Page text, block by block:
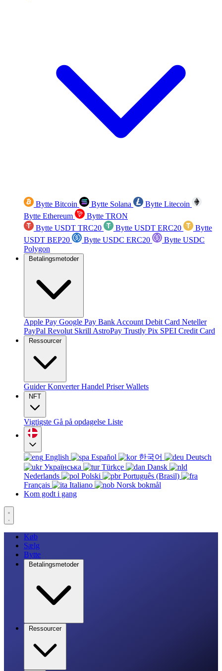
Bytte Bitcoin Bytte Solana
Bytte Litecoin
Bytte Ethereum
Bytte TRON
Bytte USDT TRC20
Bytte USDT ERC20
Bytte
USDT BEP20
Bytte USDC ERC20
Bytte USDC
Polygon
Betalingsmetoder
Apple Pay Google Pay Bank Account Debit Card Neteller
PayPal Revolut Skrill AstroPay Trustly Pix SPEI Credit Card
Ressourcer
GuiderKonverterHandel PriserWallets
NFT
Vigtigste Gå på opdagelse Liste
English Español 한국어
Deutsch
Українська
Türkçe
Dansk
Nederlands
Polski
Português (Brasil)
Français
Italiano
Norsk bokmål
Kom godt i gang
Køb
Sælg
Bytte
Betalingsmetoder
Ressourcer